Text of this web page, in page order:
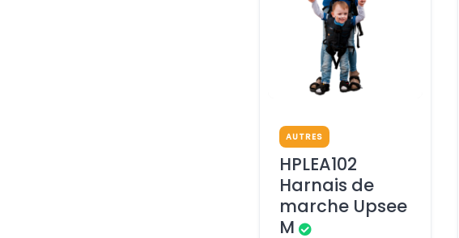
AUTRES
HPLEA102
Harnais de
marche Upsee
M